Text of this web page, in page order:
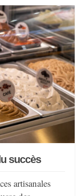
succès
artisanales